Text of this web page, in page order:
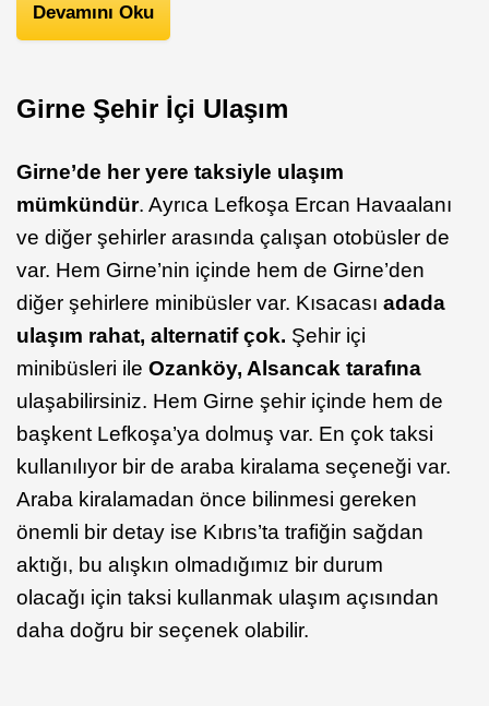
Devamını Oku
Girne Şehir İçi Ulaşım
Girne’de her yere taksiyle ulaşım
mümkündür. Ayrıca Lefkoşa Ercan Havaalanı
ve diğer şehirler arasında çalışan otobüsler de
var. Hem Girne’nin içinde hem de Girne’den
diğer şehirlere minibüsler var. Kısacası adada
ulaşım rahat, alternatif çok. Şehir içi
minibüsleri ile Ozanköy, Alsancak tarafına
ulaşabilirsiniz. Hem Girne şehir içinde hem de
başkent Lefkoşa’ya dolmuş var. En çok taksi
kullanılıyor bir de araba kiralama seçeneği var.
Araba kiralamadan önce bilinmesi gereken
önemli bir detay ise Kıbrıs’ta trafiğin sağdan
aktığı, bu alışkın olmadığımız bir durum
olacağı için taksi kullanmak ulaşım açısından
daha doğru bir seçenek olabilir.